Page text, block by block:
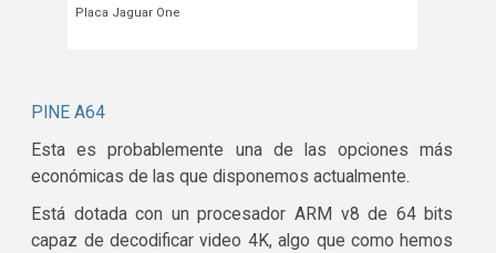
Placa Jaguar One
PINE A64
Esta es probablemente una de las opciones más
económicas de las que disponemos actualmente.
Está dotada con un procesador ARM v8 de 64 bits
capaz de decodificar video 4K, algo que como hemos